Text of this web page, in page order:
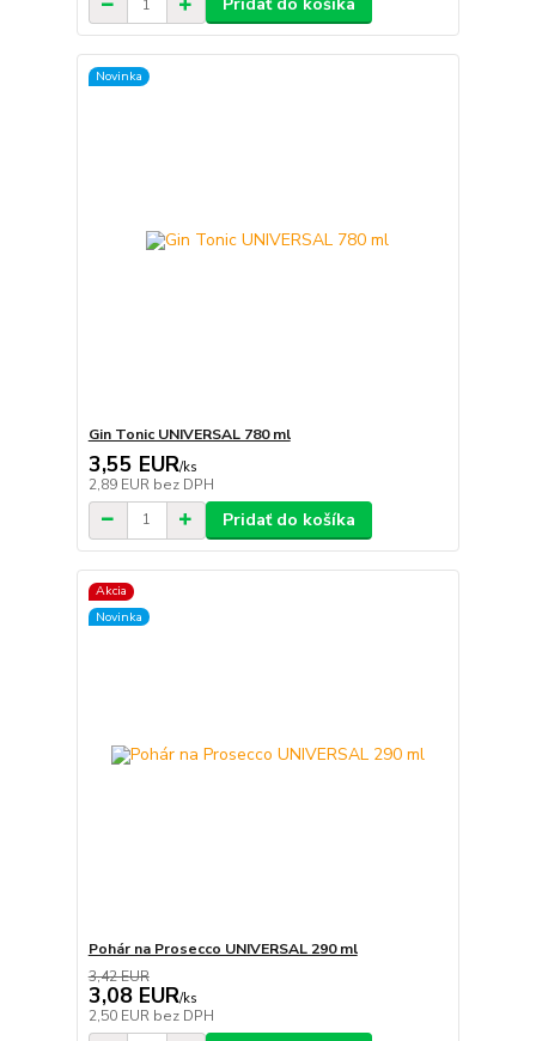
Pridať do košíka
Novinka
Gin Tonic UNIVERSAL 780 ml
3,55 EUR/ks
2,89 EUR bez DPH
Pridať do košíka
Akcia
Novinka
Pohár na Prosecco UNIVERSAL 290 ml
3,42 EUR
3,08 EUR/ks
2,50 EUR bez DPH